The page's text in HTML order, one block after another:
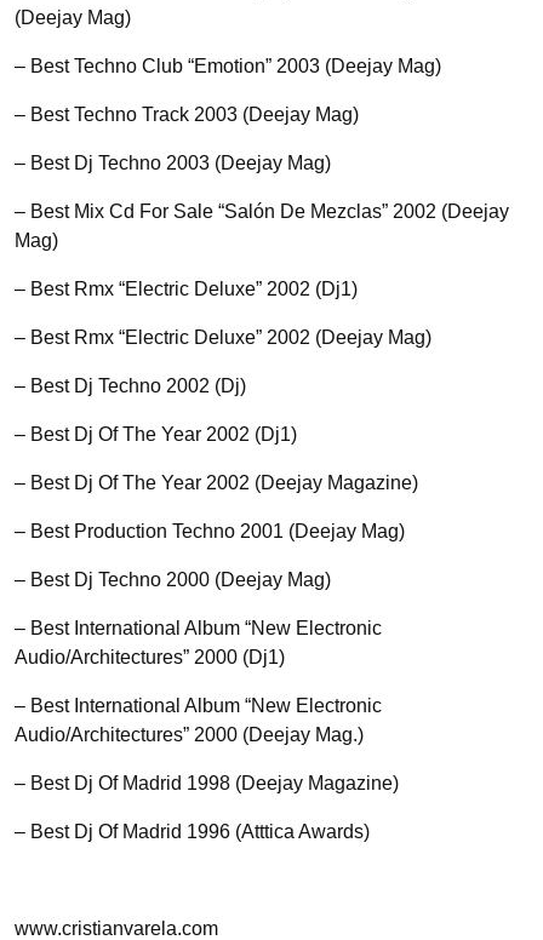
(Deejay Mag)
– Best Techno Club “Emotion” 2003 (Deejay Mag)
– Best Techno Track 2003 (Deejay Mag)
– Best Dj Techno 2003 (Deejay Mag)
– Best Mix Cd For Sale “Salón De Mezclas” 2002 (Deejay
Mag)
– Best Rmx “Electric Deluxe” 2002 (Dj1)
– Best Rmx “Electric Deluxe” 2002 (Deejay Mag)
– Best Dj Techno 2002 (Dj)
– Best Dj Of The Year 2002 (Dj1)
– Best Dj Of The Year 2002 (Deejay Magazine)
– Best Production Techno 2001 (Deejay Mag)
– Best Dj Techno 2000 (Deejay Mag)
– Best International Album “New Electronic
Audio/Architectures” 2000 (Dj1)
– Best International Album “New Electronic
Audio/Architectures” 2000 (Deejay Mag.)
– Best Dj Of Madrid 1998 (Deejay Magazine)
– Best Dj Of Madrid 1996 (Atttica Awards)
www.cristianvarela.com